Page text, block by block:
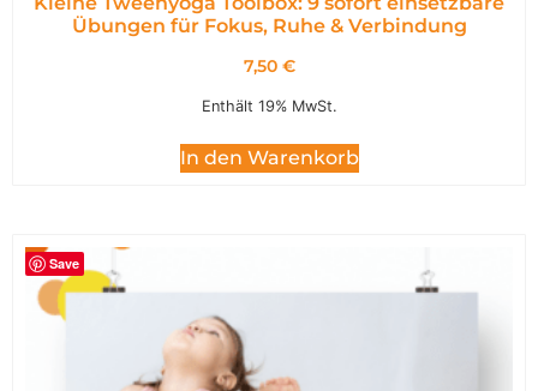
Übungen für Fokus, Ruhe & Verbindung
7,50 €
Enthält 19% MwSt.
In den Warenkorb
Save